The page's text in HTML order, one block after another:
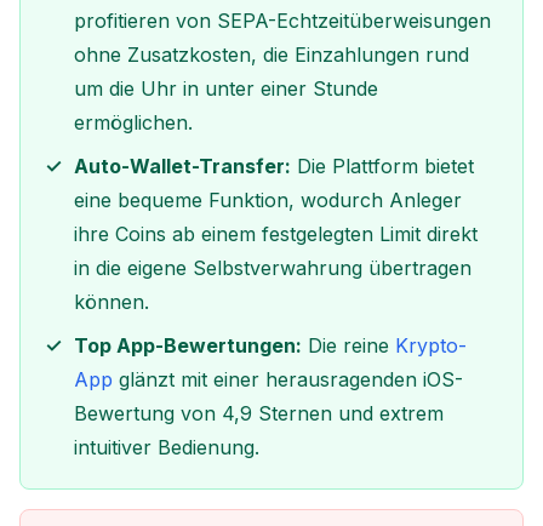
profitieren von SEPA-Echtzeitüberweisungen
ohne Zusatzkosten, die Einzahlungen rund
um die Uhr in unter einer Stunde
ermöglichen.
Auto-Wallet-Transfer: Die Plattform bietet
eine bequeme Funktion, wodurch Anleger
ihre Coins ab einem festgelegten Limit direkt
in die eigene Selbstverwahrung übertragen
können.
Top App-Bewertungen: Die reine Krypto-
App glänzt mit einer herausragenden iOS-
Bewertung von 4,9 Sternen und extrem
intuitiver Bedienung.